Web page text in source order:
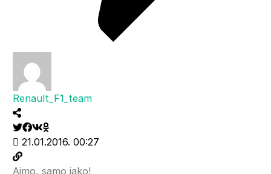
Renault_F1_team
21.01.2016. 00:27
Ajmo, samo jako!